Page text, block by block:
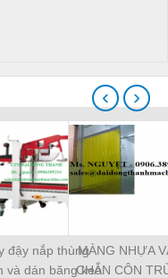
đậy nắp thùng
và dán băng keo
MÀNG NHỰA
CHẮN CÔN
‹ ›